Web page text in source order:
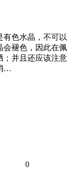
有色水晶，不可以
会褪色，因此在佩
；并且还应该注意
…
0